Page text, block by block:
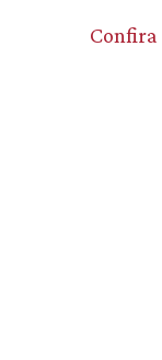
Confira